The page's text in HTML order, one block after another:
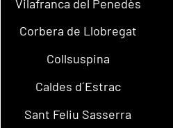
Vilafranca del Penedès
Corbera de Llobregat
Collsuspina
Caldes d´Estrac
Sant Feliu Sasserra